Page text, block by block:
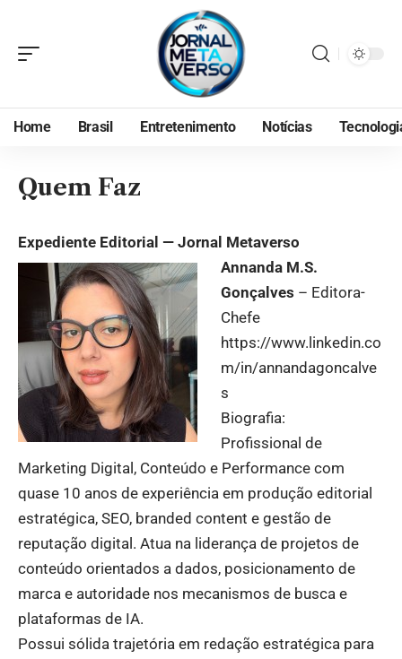
Home Brasil Entretenimento Notícias
Quem Faz
Expediente Editorial — Jornal Metaverso
Annanda M.S.
Gonçalves – Editora-
Chefe
https://www.linkedin.co
m/in/annandagoncalve
s
Biografia:
Profissional de
Marketing Digital, Conteúdo e Performance com
quase 10 anos de experiência em produção editorial
estratégica, SEO, branded content e gestão de
reputação digital. Atua na liderança de projetos de
conteúdo orientados a dados, posicionamento de
marca e autoridade nos mecanismos de busca e
plataformas de IA.
Possui sólida trajetória em redação estratégica para